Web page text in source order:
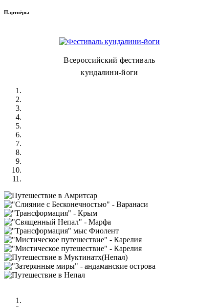
Партнёры
Всероссийский фестиваль
кундалини-йоги